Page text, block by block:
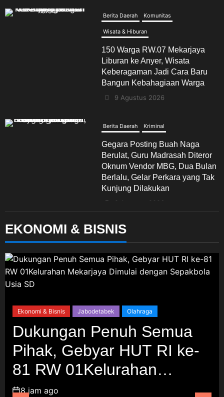
150 Warga RW.07 Mekarjaya
Liburan ke Anyer, Wisata
Keberagaman Jadi Cara Baru
Bangun Kebahagiaan Warga
Gegara Posting Buah Naga
Berulat, Guru Madrasah Diteror
Oknum Vendor MBG, Dua Bulan
Berlalu, Gelar Perkara yang Tak
Kunjung Dilakukan
Jabodetabek
Diduga Lalai Jaga Kucing
Titipan, Petshop Fancy
Sawangan Dipolisikan, Kasus
Bergulir dari Polda Metro Jaya
9 Agustus 2026
Jabodetabek Komunitas
Opini & Suara Pembaca
Ketua Umum FPN RI KH.
Matsani Abdurahman Optimis
EKONOMI & BISNIS
Ekonomi & Bisnis Jabodetabek Olahraga
Dukungan Penuh Semua
Pihak, Gebyar HUT RI ke-
81 RW 01Kelurahan
Mekarjaya Dimulai dengan
8 jam ago